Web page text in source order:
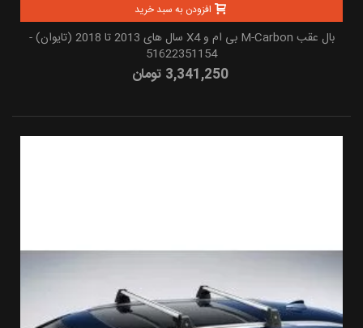
افزودن به سبد خرید
بال عقب M-Carbon بی ام و X4 سال های 2013 تا 2018 (تایوان) -
51622351154
3,341,250 تومان